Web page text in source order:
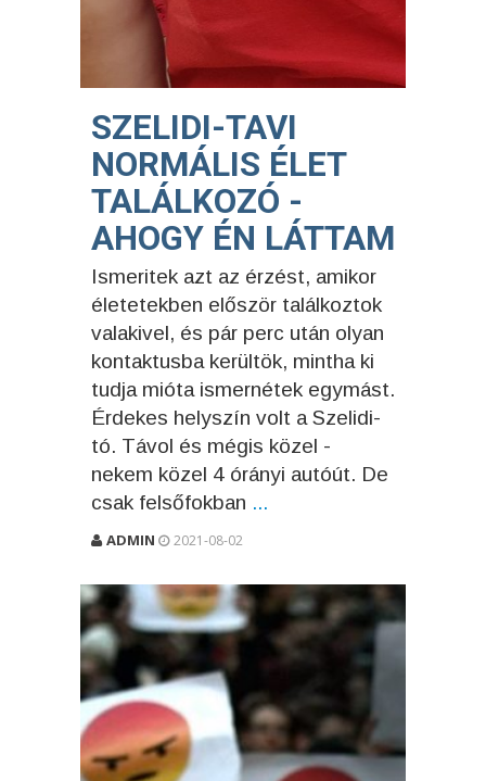
SZELIDI-TAVI
NORMÁLIS ÉLET
TALÁLKOZÓ -
AHOGY ÉN LÁTTAM
Ismeritek azt az érzést, amikor
életetekben először találkoztok
valakivel, és pár perc után olyan
kontaktusba kerültök, mintha ki
tudja mióta ismernétek egymást.
Érdekes helyszín volt a Szelidi-
tó. Távol és mégis közel -
nekem közel 4 órányi autóút. De
csak felsőfokban ...
ADMIN 2021-08-02